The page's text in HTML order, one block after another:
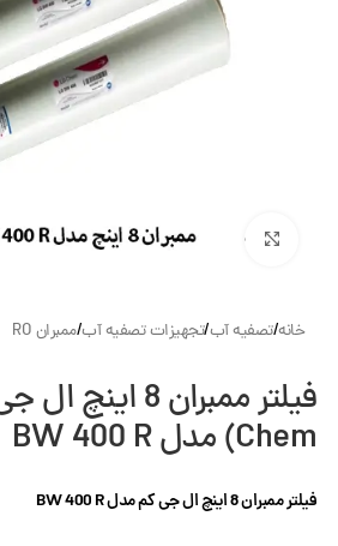
بزرگنمایی تصویر
خانه/تصفیه آب/تجهیزات تصفیه آب/ممبران RO
Chem) مدل BW 400 R
فیلتر ممبران 8 اینچ ال جی کم مدل BW 400 R